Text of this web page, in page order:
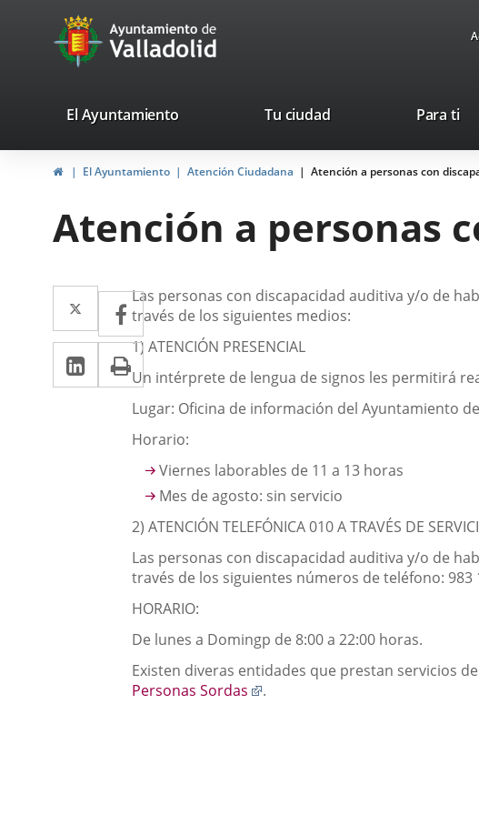
Portal
Web
Ayuntamiento
de
valladolid.es
El Ayuntamiento Tu ciudad Para ti
HomeEl Ayuntamiento Atención Ciudadana Atención a personas con
Atención a personas
Twitter
Enlace
a
una
aplicación
externa.
Facebook
Enlace
a
una
aplicación
externa.
Linkedin
Enlace
a
aplicación
externa.
Print
Descripción
Las personas con discapacidad auditiva y/o de
través de los siguientes medios:
1) ATENCIÓN PRESENCIAL
Un intérprete de lengua de signos les permitirá
Lugar: Oficina de información del Ayuntamiento
Horario:
Viernes laborables de 11 a 13 horas
Mes de agosto: sin servicio
2) ATENCIÓN TELEFÓNICA 010 A TRAVÉS DE
Las personas con discapacidad auditiva y/o de
través de los siguientes números de teléfono: 983
HORARIO:
De lunes a Domingp de 8:00 a 22:00 horas.
Existen diveras entidades que prestan servicios
Personas Sordas
Enlace
.